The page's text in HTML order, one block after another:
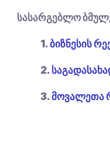
სასარგებლო
1.ბიზნესის
2.
3.მოვალეთა